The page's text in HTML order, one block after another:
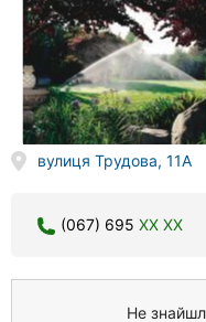
вулиця Трудова, 11А
(067) 695 XX XX
Не